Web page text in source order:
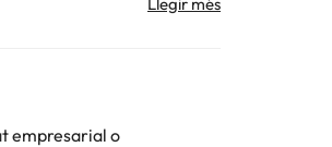
empresarial o